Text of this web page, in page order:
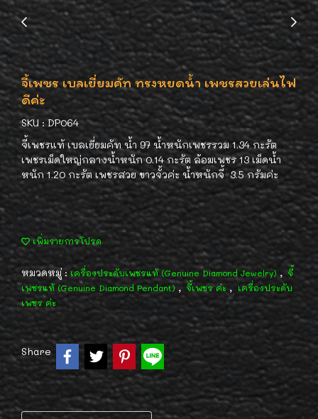
จี้เพชร เบลเยี่ยมคัท ทรงหยดน้ำ เพชรสวยเล่นไฟ
ดีค่ะ
SKU : DP064
จี้เพชรแท้ เบลเยี่ยมคัท น้ำ 97 น้ำหนักเพชรรวม 1.34 กะรัต
เพชรเม็ดใหญ่กลางน้ำหนัก 0.14 กะรัต ล้อมเพชร 13 เม็ดน้ำ
หนัก 1.20 กะรัต เพชรสวย ขาวจั้วค่ะ น้ำหนักจี้ 3.5 กรัมค่ะ
เพิ่มรายการโปรด
หมวดหมู่ : เครื่องประดับเพชรแท้ (Genuine Diamond Jewelry) , จี้
เพชรแท้ (Genuine Diamond Pendant) , จี้เพชร ค่ะ , เครื่องประดับ
เพชร ค่ะ
Share